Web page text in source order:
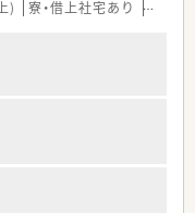
整えています。
ます。
局を展開しており、地域
重視しています。
宅専門薬局では担当制を
を行います。
す法人です。
) 寮・借上社宅あり 住宅